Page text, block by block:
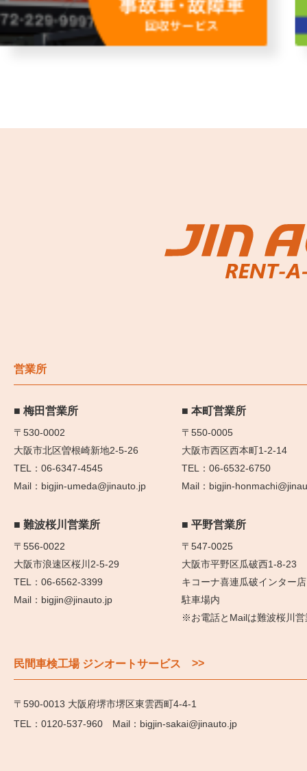
営業所
梅田営業所
〒530-0002
大阪市北区曽根崎新地2-5-26
06-6347-4545
bigjin-umeda@jinauto.jp
本町営業所
〒550-0005
大阪市西区西本町1-2-14
06-6532-6750
bigjin-
難波桜川営業所
〒556-0022
大阪市浪速区桜川2-5-29
06-6562-3399
bigjin@jinauto.jp
平野営業所
〒547-0025
大阪市平野区瓜破西1-8-23
キコーナ喜連瓜破インター店
駐車場内
※お電話とMailは難波桜川営
民間車検工場 ジンオートサービス >>
〒590-0013 大阪府堺市堺区東雲西町4-4-1
0120-537-960
bigjin-sakai@jinauto.jp